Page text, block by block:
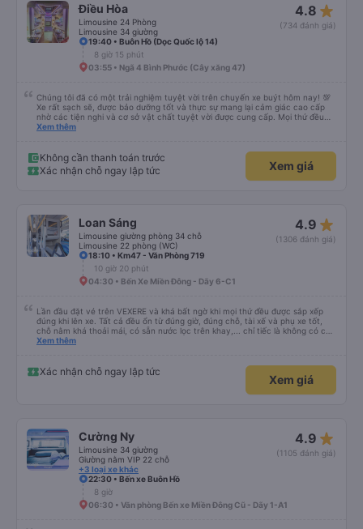
Điều Hòa
Limousine 24 Phòng
Limousine 34 giường
4.8 star_rate
(734 đánh giá)
19:40 • Buôn Hồ (Dọc Quốc lộ 14)
8 giờ 15 phút
03:55 • Ngã 4 Bình Phước (Cây xăng 47)
Chúng tôi đã có một trải nghiệm tuyệt vời trên chuyến xe buýt hôm nay! 💯
Xe rất sạch sẽ, được bảo dưỡng tốt và thực sự mang lại cảm giác cao cấp
nhờ các tiện nghi và cơ sở vật chất tuyệt vời được cung cấp. Mọi thứ đều
thoải mái và ngăn nắp. Nhân viên và tài xế rất tốt bụng, hữu ích và chu đáo,
đối với tôi và gia đình. Chúng tôi rất vui và hài lòng từ đầu đến cuối. Rất đáng
giới thiệu! 💛 Về ứng dụng, nó rất dễ sử dụng, thân thiện với người dùng và
tiện lợi khi đặt chuyến đi của chúng tôi. Mọi thứ đều diễn ra suôn sẻ!
Xem thêm
Không cần thanh toán trước
Xác nhận chỗ ngay lập tức
Xem giá
Loan Sáng
Limousine giường phòng 34 chỗ
Limousine 22 phòng (WC)
4.9 star_rate
(1306 đánh giá)
18:10 • Km47 - Văn Phòng 719
10 giờ 20 phút
04:30 • Bến Xe Miền Đông - Dãy 6-C1
Lần đầu đặt vé trên VEXERE và khá bất ngờ khi mọi thứ đều được sắp xếp
đúng khi lên xe. Tất cả đều ổn từ đúng giờ, đúng chỗ, tài xế và phụ xe tốt,
chỗ nằm khá thoải mái, có sẵn nước lọc trên khay,... chỉ tiếc là không có chỗ
để sạc pin thôi. Nhưng vậy cũng quá ổn rồi!
Xem thêm
Xác nhận chỗ ngay lập tức
Xem giá
Cường Ny
Limousine 34 giường
Giường nằm VIP 22 chỗ
+3 loại xe khác
4.9 star_rate
(1105 đánh giá)
22:30 • Bến xe Buôn Hồ
8 giờ
06:30 • Văn phòng Bến xe Miền Đông Cũ - Dãy 1-A1